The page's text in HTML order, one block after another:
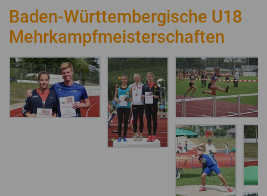
Baden-Württembergische U18
Mehrkampfmeisterschaften